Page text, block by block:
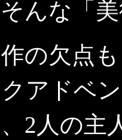
んな「
の欠点
アドベ
2人の主